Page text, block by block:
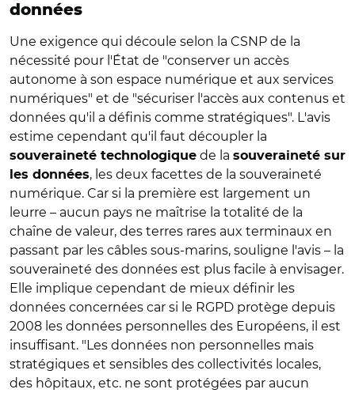
données
Une exigence qui découle selon la CSNP de la
nécessité pour l'État de "conserver un accès
autonome à son espace numérique et aux services
numériques" et de "sécuriser l'accès aux contenus et
données qu'il a définis comme stratégiques". L'avis
estime cependant qu'il faut découpler la
souveraineté technologique de la souveraineté sur
les données, les deux facettes de la souveraineté
numérique. Car si la première est largement un
leurre – aucun pays ne maîtrise la totalité de la
chaîne de valeur, des terres rares aux terminaux en
passant par les câbles sous-marins, souligne l'avis – la
souveraineté des données est plus facile à envisager.
Elle implique cependant de mieux définir les
données concernées car si le RGPD protège depuis
2008 les données personnelles des Européens, il est
insuffisant. "Les données non personnelles mais
stratégiques et sensibles des collectivités locales,
des hôpitaux, etc. ne sont protégées par aucun